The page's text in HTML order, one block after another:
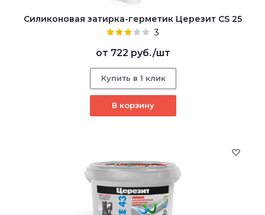
Cиликоновая затирка-герметик Церезит CS 25
3
от 722 руб./шт
Купить в 1 клик
В корзину